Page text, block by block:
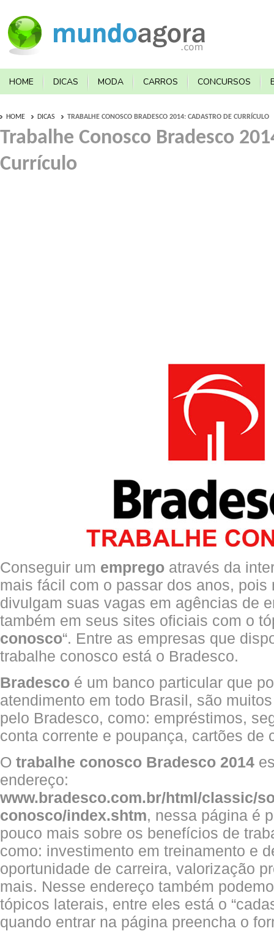
HOME DICAS MODA CARROS CONCURSOS
HOME DICAS TRABALHE CONOSCO BRADESCO 2014: CADASTRO DE CURRÍCULO
Trabalhe Conosco Bradesco
Currículo
Conseguir um emprego através da
mais fácil com o passar dos anos, pois
divulgam suas vagas em agências de
também em seus sites oficiais com o
conosco“. Entre as empresas que
trabalhe conosco está o Bradesco.
Bradesco é um banco particular que
atendimento em todo Brasil, são
pelo Bradesco, como: empréstimos,
conta corrente e poupança, cartões de
O trabalhe conosco Bradesco 2014
endereço:
www.bradesco.com.br/html/classic/
conosco/index.shtm, nessa página é
pouco mais sobre os benefícios de
como: investimento em treinamento e
oportunidade de carreira, valorização
mais. Nesse endereço também
tópicos laterais, entre eles está o
quando entrar na página preencha o